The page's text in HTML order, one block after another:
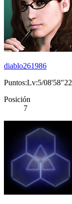
diablo261986
Puntos:Lv:5/08'58"22
Posición
7